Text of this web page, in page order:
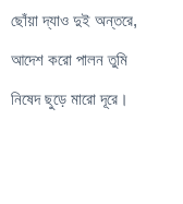
ছোঁয়া দ্যাও দুই অন্তরে,
আদেশ করো পালন তুমি
নিষেদ ছুড়ে মারো দূরে।